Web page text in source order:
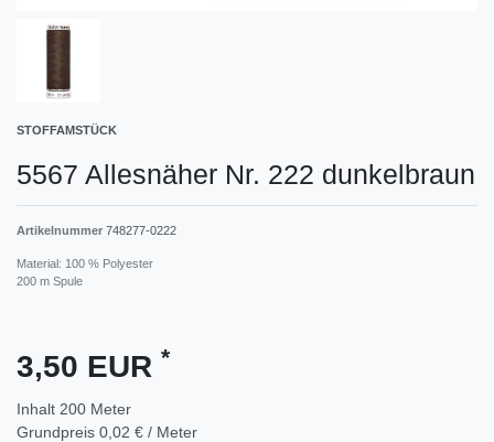
STOFFAMSTÜCK
5567 Allesnäher Nr. 222 dunkelbraun
Artikelnummer 748277-0222
Material: 100 % Polyester
200 m Spule
3,50 EUR *
Inhalt 200 Meter
Grundpreis 0,02 € / Meter